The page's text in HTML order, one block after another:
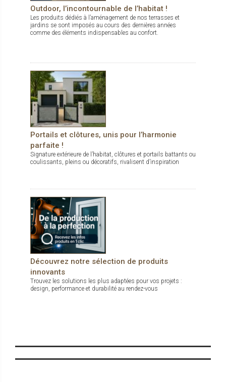
Outdoor, l’incontournable de l’habitat !
Les produits dédiés à l’aménagement de nos terrasses et
jardins se sont imposés au cours des dernières années
comme des éléments indispensables au confort.
Portails et clôtures, unis pour l’harmonie
parfaite !
Signature extérieure de l’habitat, clôtures et portails battants ou
coulissants, pleins ou décoratifs, rivalisent d’inspiration
Découvrez notre sélection de produits
innovants
Trouvez les solutions les plus adaptées pour vos projets :
design, performance et durabilité au rendez-vous